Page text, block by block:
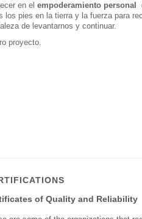
en elempoderamiento personal
pies en la tierra y la fuerza para
de levantarnos y continuar.
proyecto.
of Quality and Reliability